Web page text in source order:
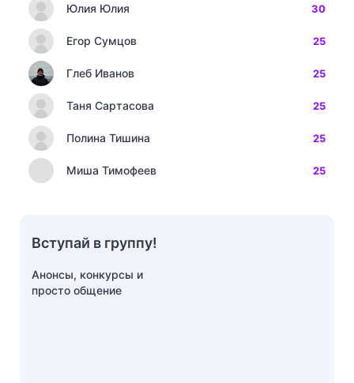
Юлия Юлия 30
Егор Сумцов 25
Глеб Иванов 25
Таня Сартасова 25
Полина Тишина 25
Миша Тимофеев 25
Вступай в группу!
Анонсы, конкурсы и
просто общение